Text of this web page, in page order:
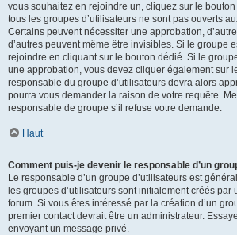
vous souhaitez en rejoindre un, cliquez sur le
tous les groupes d’utilisateurs ne sont pas ouverts
Certains peuvent nécessiter une approbation,
d’autres peuvent même être invisibles. Si le groupe
rejoindre en cliquant sur le bouton dédié. Si le
une approbation, vous devez cliquer également sur
responsable du groupe d’utilisateurs devra alors
pourra vous demander la raison de votre requête.
responsable de groupe s’il refuse votre demande.
Haut
Comment puis-je devenir le responsable d’un
Le responsable d’un groupe d’utilisateurs est
les groupes d’utilisateurs sont initialement créés par
forum. Si vous êtes intéressé par la création d’un
premier contact devrait être un administrateur.
envoyant un message privé.